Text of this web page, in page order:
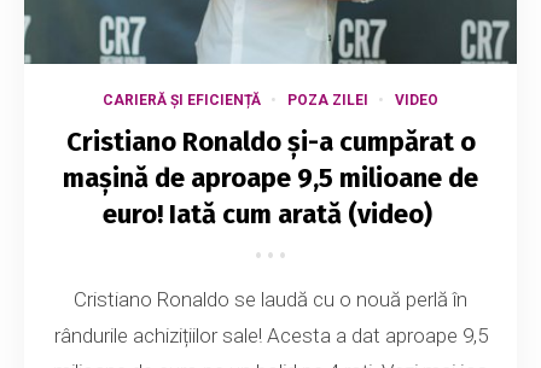
CARIERĂ ȘI EFICIENȚĂ POZA ZILEI VIDEO
Cristiano Ronaldo și-a cumpărat o
mașină de aproape 9,5 milioane de
euro! Iată cum arată (video)
Cristiano Ronaldo se laudă cu o nouă perlă în
rândurile achizițiilor sale! Acesta a dat aproape 9,5